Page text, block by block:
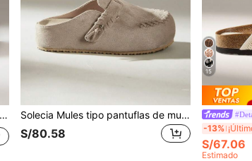
Solecia Mules tipo pantuflas de mujer, moda vintage, cómodas y versátiles, de ante, con punta cerrada, suela gruesa y elevación interna, de calidad premium
S/80.58
15
-13%
S/67.06
Estimado